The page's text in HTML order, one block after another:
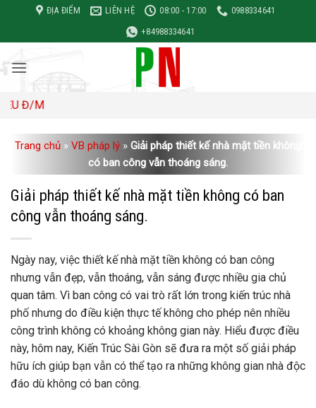
nội
dung
ĐỊA ĐIỂM LIÊN HỆ 08:00 - 17:00
0988334641
+84988334641
Trang chủ » VB pháp lý » Giải pháp thiết kế nhà mặt tiền không
có ban công vẫn thoáng sáng.
Giải pháp thiết kế nhà mặt tiền không có ban
công vẫn thoáng sáng.
Ngày nay, việc thiết kế nhà mặt tiền không có ban công
nhưng vẫn đẹp, vẫn thoáng, vẫn sáng được nhiều gia chủ
quan tâm. Vì ban công có vai trò rất lớn trong kiến ​​trúc nhà
phố nhưng do điều kiện thực tế không cho phép nên nhiều
công trình không có khoảng không gian này. Hiểu được điều
này, hôm nay, Kiến Trúc Sài Gòn sẽ đưa ra một số giải pháp
hữu ích giúp bạn vẫn có thể tạo ra những không gian nhà độc
đáo dù không có ban công.